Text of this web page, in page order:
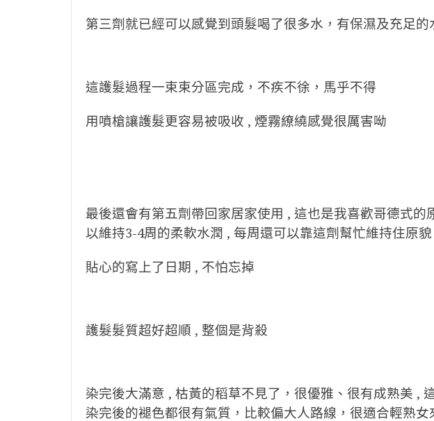
第三劑就已經可以感覺到頭髮喝了很多水，有保濕及充足的
這護髮過程一束束分區完成，不疾不徐，馬乎不得
用噴槍讓護髮更容易被吸收 , 煙霧繚繞感覺很厲害呦
最後還會有第五劑帶回家居家使用 , 這也是我喜歡哥德式的
以維持3-4周的柔軟水潤 , 每周還可以靠這劑幫忙維持住原
貼心的寫上了日期 , 不怕忘掉
護髮髮質超好超順 , 整個是背殺
染完後大滿意 , 枯黃的稻草不見了，很優雅、很有成熟美 ,
染完後的褪色都很有氣質，比較偏大人路線，很適合輕熟女